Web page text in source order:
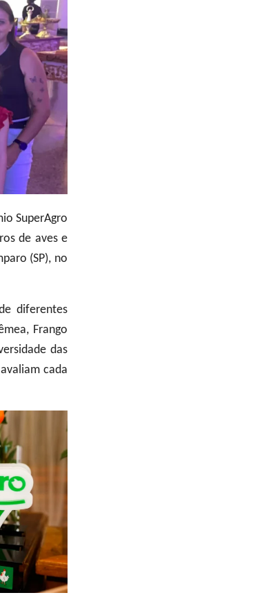
SuperAgro
de aves e
(SP), no
diferentes
Frango
das
cada